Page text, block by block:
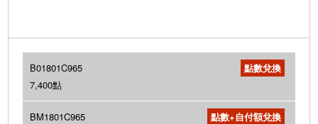
B01801C965
7,400點
BM1801C965